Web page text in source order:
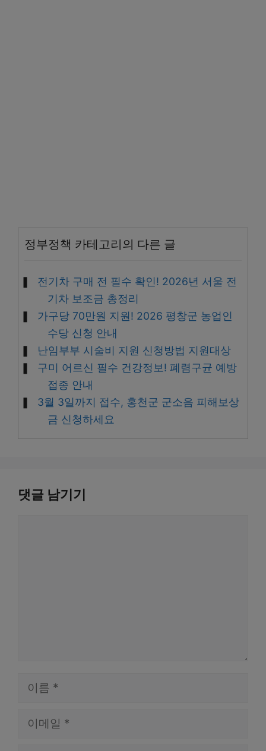
정부정책 카테고리의 다른 글
전기차 구매 전 필수 확인! 2026년 서울 전
기차 보조금 총정리
가구당 70만원 지원! 2026 평창군 농업인
수당 신청 안내
난임부부 시술비 지원 신청방법 지원대상
구미 어르신 필수 건강정보! 폐렴구균 예방
접종 안내
3월 3일까지 접수, 홍천군 군소음 피해보상
금 신청하세요
댓글 남기기